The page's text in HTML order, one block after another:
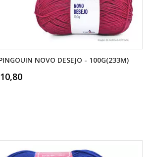
NOVO DESEJO - 100G(233M)